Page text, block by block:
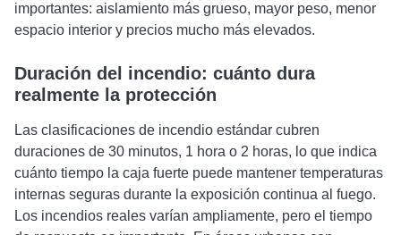
importantes: aislamiento más grueso, mayor peso, menor
espacio interior y precios mucho más elevados.
Duración del incendio: cuánto dura
realmente la protección
Las clasificaciones de incendio estándar cubren
duraciones de 30 minutos, 1 hora o 2 horas, lo que indica
cuánto tiempo la caja fuerte puede mantener temperaturas
internas seguras durante la exposición continua al fuego.
Los incendios reales varían ampliamente, pero el tiempo